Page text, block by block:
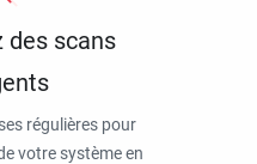
des scans
régulières pour
votre système en